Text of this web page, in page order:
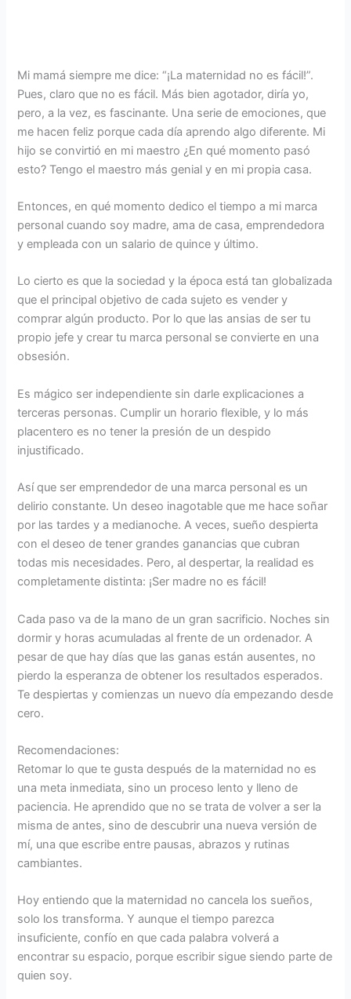
Mi mamá siempre me dice: “¡La maternidad no es fácil!”.
Pues, claro que no es fácil. Más bien agotador, diría yo,
pero, a la vez, es fascinante. Una serie de emociones, que
me hacen feliz porque cada día aprendo algo diferente. Mi
hijo se convirtió en mi maestro ¿En qué momento pasó
esto? Tengo el maestro más genial y en mi propia casa.
Entonces, en qué momento dedico el tiempo a mi marca
personal cuando soy madre, ama de casa, emprendedora
y empleada con un salario de quince y último.
Lo cierto es que la sociedad y la época está tan globalizada
que el principal objetivo de cada sujeto es vender y
comprar algún producto. Por lo que las ansias de ser tu
propio jefe y crear tu marca personal se convierte en una
obsesión.
Es mágico ser independiente sin darle explicaciones a
terceras personas. Cumplir un horario flexible, y lo más
placentero es no tener la presión de un despido
injustificado.
Así que ser emprendedor de una marca personal es un
delirio constante. Un deseo inagotable que me hace soñar
por las tardes y a medianoche. A veces, sueño despierta
con el deseo de tener grandes ganancias que cubran
todas mis necesidades. Pero, al despertar, la realidad es
completamente distinta: ¡Ser madre no es fácil!
Cada paso va de la mano de un gran sacrificio. Noches sin
dormir y horas acumuladas al frente de un ordenador. A
pesar de que hay días que las ganas están ausentes, no
pierdo la esperanza de obtener los resultados esperados.
Te despiertas y comienzas un nuevo día empezando desde
cero.
Recomendaciones:
Retomar lo que te gusta después de la maternidad no es
una meta inmediata, sino un proceso lento y lleno de
paciencia. He aprendido que no se trata de volver a ser la
misma de antes, sino de descubrir una nueva versión de
mí, una que escribe entre pausas, abrazos y rutinas
cambiantes.
Hoy entiendo que la maternidad no cancela los sueños,
solo los transforma. Y aunque el tiempo parezca
insuficiente, confío en que cada palabra volverá a
encontrar su espacio, porque escribir sigue siendo parte de
quien soy.